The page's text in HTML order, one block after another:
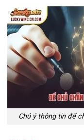
Chú ý thông tin để